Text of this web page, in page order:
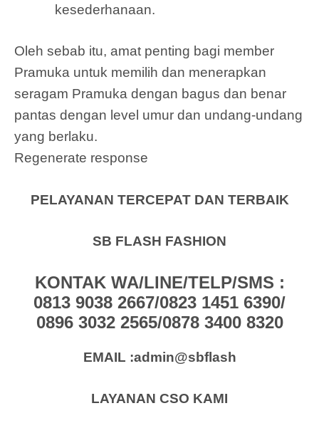
kesederhanaan.
Oleh sebab itu, amat penting bagi member
Pramuka untuk memilih dan menerapkan
seragam Pramuka dengan bagus dan benar
pantas dengan level umur dan undang-undang
yang berlaku.
Regenerate response
PELAYANAN TERCEPAT DAN TERBAIK
SB FLASH FASHION
KONTAK WA/LINE/TELP/SMS :
0813 9038 2667/0823 1451 6390/
0896 3032 2565/0878 3400 8320
EMAIL :admin@sbflash
LAYANAN CSO KAMI